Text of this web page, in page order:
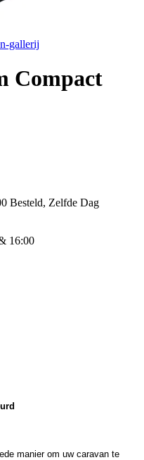
gallerij
Compact
Besteld, Zelfde Dag
16:00
manier om uw caravan te